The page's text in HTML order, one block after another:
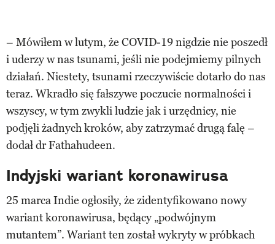
– Mówiłem w lutym, że COVID-19 nigdzie nie poszedł
i uderzy w nas tsunami, jeśli nie podejmiemy pilnych
działań. Niestety, tsunami rzeczywiście dotarło do nas
teraz. Wkradło się fałszywe poczucie normalności i
wszyscy, w tym zwykli ludzie jak i urzędnicy, nie
podjęli żadnych kroków, aby zatrzymać drugą falę –
dodał dr Fathahudeen.
Indyjski wariant koronawirusa
25 marca Indie ogłosiły, że zidentyfikowano nowy
wariant koronawirusa, będący „podwójnym
mutantem”. Wariant ten został wykryty w próbkach